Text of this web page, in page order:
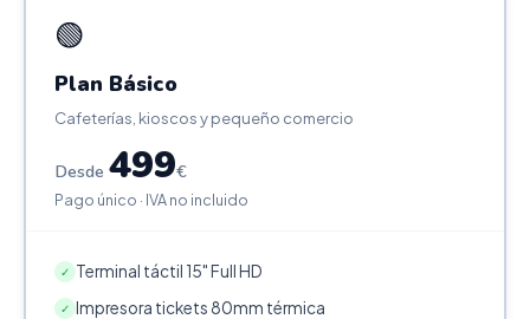
🟢
Plan Básico
Cafeterías, kioscos y pequeño comercio
Desde 499€
Pago único · IVA no incluido
✓ Terminal táctil 15" Full HD
✓ Impresora tickets 80mm térmica